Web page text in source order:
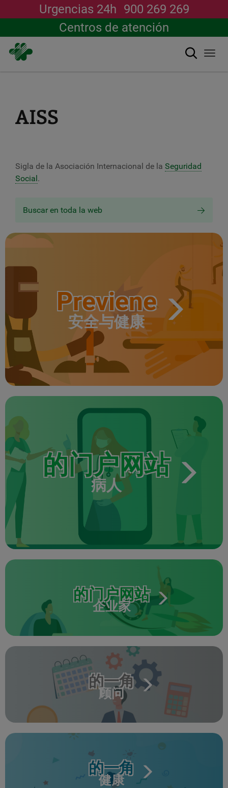
Urgencias 24h 900 269 269
Centros de atención
搜索
AISS
Sigla de la Asociación Internacional de la Seguridad
Social.
Buscar en toda la web
Previene
安全与健康
的门户网站
病人
的门户网站
企业家
的一角
顾问
的一角
健康